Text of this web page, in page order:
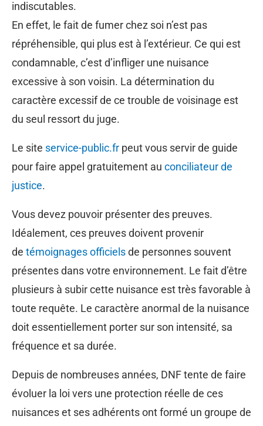
indiscutables.
En effet, le fait de fumer chez soi n’est pas
répréhensible, qui plus est à l’extérieur. Ce qui est
condamnable, c’est d’infliger une nuisance
excessive à son voisin. La détermination du
caractère excessif de ce trouble de voisinage est
du seul ressort du juge.
Le site service-public.fr peut vous servir de guide
pour faire appel gratuitement au conciliateur de
justice.
Vous devez pouvoir présenter des preuves.
Idéalement, ces preuves doivent provenir
de témoignages officielsde personnes souvent
présentes dans votre environnement. Le fait d’être
plusieurs à subir cette nuisance est très favorable à
toute requête. Le caractère anormal de la nuisance
doit essentiellement porter sur son intensité, sa
fréquence et sa durée.
Depuis de nombreuses années, DNF tente de faire
évoluer la loi vers une protection réelle de ces
nuisances et ses adhérents ont formé un groupe de